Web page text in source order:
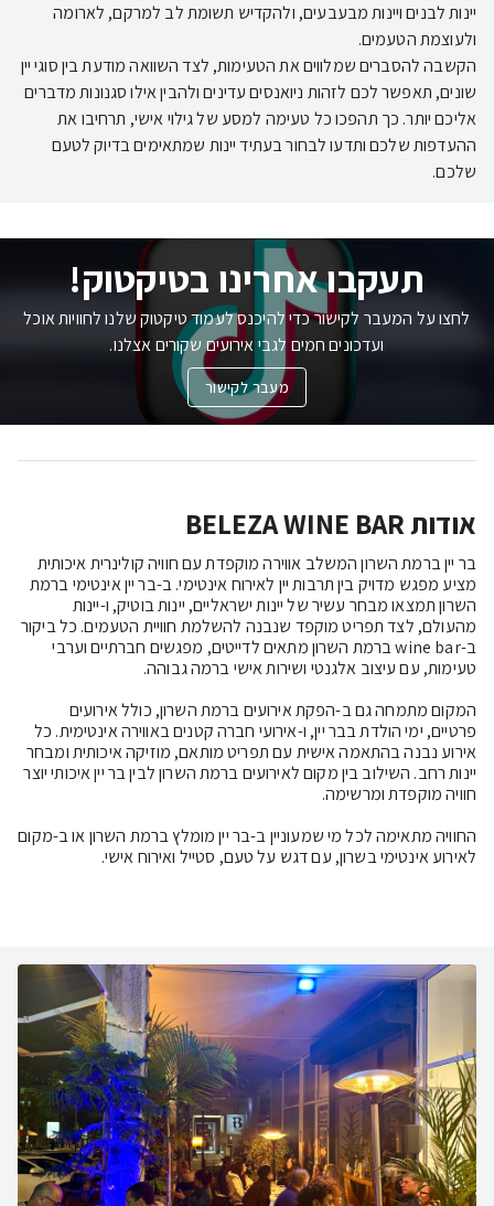
יינות לבנים ויינות מבעבעים, ולהקדיש תשומת לב למרקם, לארומה
הקשבה להסברים שמלווים את הטעימות, לצד השוואה מודעת בין סוגי יין
שונים, תאפשר לכם לזהות ניואנסים עדינים ולהבין אילו סגנונות מדברים
אליכם יותר. כך תהפכו כל טעימה למסע של גילוי אישי, תרחיבו את
ההעדפות שלכם ותדעו לבחור בעתיד יינות שמתאימים בדיוק לטעם
שלכם.
תעקבו אחרינו בטיקטוק!
לחצו על המעבר לקישור כדי להיכנס לעמוד טיקטוק שלנו לחוויות אוכל
ועדכונים חמים לגבי אירועים שקורים אצלנו.
מעבר לקישור
אודות BELEZA WINE BAR
ב-wine bar ברמת השרון מתאים לדייטים, מפגשים חברתיים וערבי
יינות רחב. השילוב בין מקום לאירועים ברמת השרון לבין בר יין איכותי יוצר
החוויה מתאימה לכל מי שמעוניין ב-בר יין מומלץ ברמת השרון או ב-מקום
לאירוע אינטימי בשרון, עם דגש על טעם, סטייל ואירוח אישי.